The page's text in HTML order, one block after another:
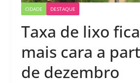
CIDADE DESTAQUE
Taxa de lixo
mais cara a
de dezembro